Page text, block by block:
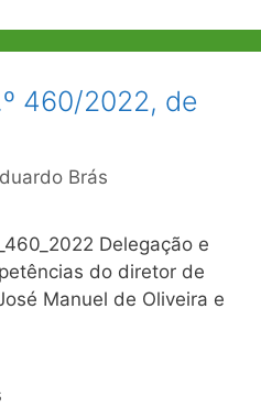
460/2022, de
Brás
Delegação e
do diretor de
Manuel de Oliveira e